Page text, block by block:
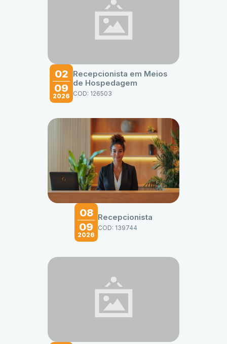
02
09
2026
Recepcionista em Meios
de Hospedagem
COD: 126503
08
09
2026
Recepcionista
COD: 139744